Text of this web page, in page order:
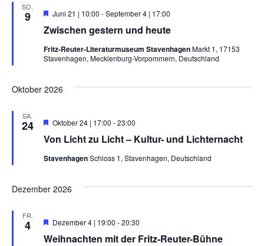
SO.
9
Zwischen gestern und heute
Hervorgehoben
Juni 21 | 10:00 -September 4 | 17:00
Fritz-Reuter-Literaturmuseum StavenhagenMarkt 1, 17153
Stavenhagen, Mecklenburg-Vorpommern, Deutschland
Oktober 2026
SA.
24
Von Licht zu Licht – Kultur- und Lichternacht
Hervorgehoben
Oktober 24 | 17:00 -23:00
StavenhagenSchloss 1, Stavenhagen, Deutschland
Dezember 2026
FR.
4
Weihnachten mit der Fritz-Reuter-Bühne
Hervorgehoben
Dezember 4 | 19:00 -20:30